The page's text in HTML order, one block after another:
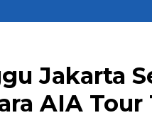
Jakarta
AIA Tour